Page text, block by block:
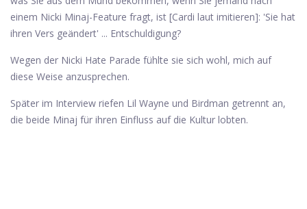
einem Nicki Minaj-Feature fragt, ist [Cardi laut imitieren]: 'Sie hat
ihren Vers geändert' ... Entschuldigung?
Wegen der Nicki Hate Parade fühlte sie sich wohl, mich auf
diese Weise anzusprechen.
Später im Interview riefen Lil Wayne und Birdman getrennt an,
die beide Minaj für ihren Einfluss auf die Kultur lobten.